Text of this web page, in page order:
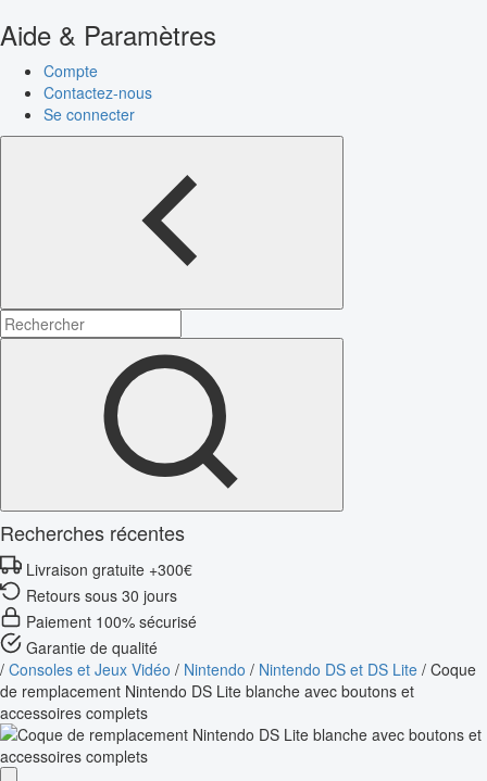
Aide & Paramètres
Compte
Contactez-nous
Se connecter
Recherches récentes
Livraison gratuite +300€
Retours sous 30 jours
Paiement 100% sécurisé
Garantie de qualité
/ Consoles et Jeux Vidéo / Nintendo / Nintendo DS et DS Lite / Coque
de remplacement Nintendo DS Lite blanche avec boutons et
accessoires complets